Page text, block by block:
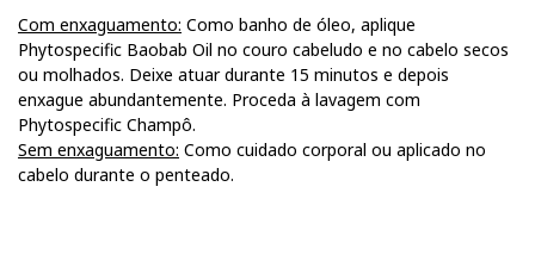
Com enxaguamento: Como banho de óleo, aplique
Phytospecific Baobab Oil no couro cabeludo e no cabelo secos
ou molhados. Deixe atuar durante 15 minutos e depois
enxague abundantemente. Proceda à lavagem com
Phytospecific Champô.
Sem enxaguamento: Como cuidado corporal ou aplicado no
cabelo durante o penteado.